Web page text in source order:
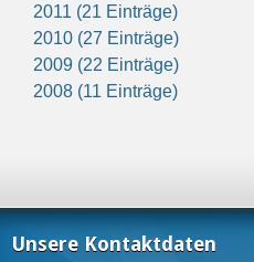
2011 (21 Einträge)
2010 (27 Einträge)
2009 (22 Einträge)
2008 (11 Einträge)
Unsere Kontaktdaten